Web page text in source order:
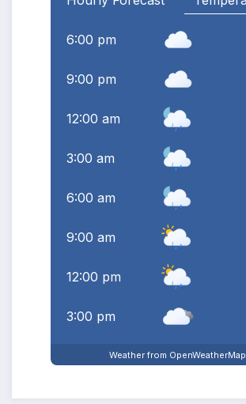
6:00 pm
9:00 pm
12:00 am
3:00 am
6:00 am
9:00 am
12:00 pm
3:00 pm
Weather from OpenWeatherMap